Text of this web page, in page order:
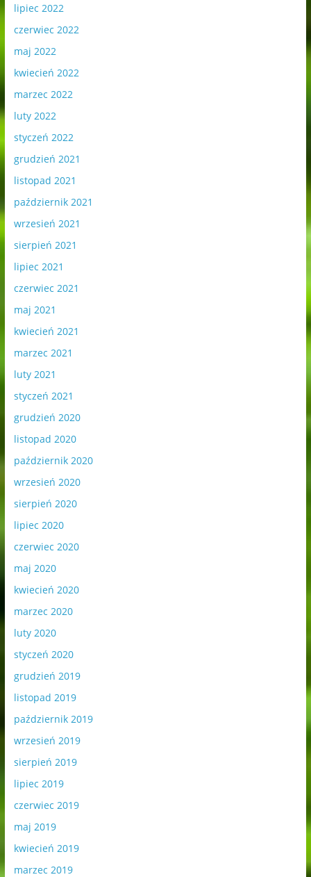
lipiec 2022
czerwiec 2022
maj 2022
kwiecień 2022
marzec 2022
luty 2022
styczeń 2022
grudzień 2021
listopad 2021
październik 2021
wrzesień 2021
sierpień 2021
lipiec 2021
czerwiec 2021
maj 2021
kwiecień 2021
marzec 2021
luty 2021
styczeń 2021
grudzień 2020
listopad 2020
październik 2020
wrzesień 2020
sierpień 2020
lipiec 2020
czerwiec 2020
maj 2020
kwiecień 2020
marzec 2020
luty 2020
styczeń 2020
grudzień 2019
listopad 2019
październik 2019
wrzesień 2019
sierpień 2019
lipiec 2019
czerwiec 2019
maj 2019
kwiecień 2019
marzec 2019